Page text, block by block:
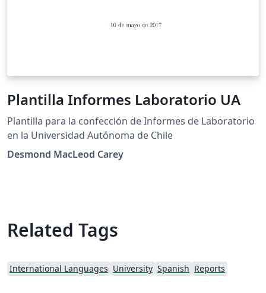
Plantilla Informes Laboratorio UA
Plantilla para la confección de Informes de Laboratorio
en la Universidad Autónoma de Chile
Desmond MacLeod Carey
Related Tags
International Languages University Spanish Reports